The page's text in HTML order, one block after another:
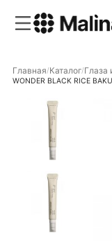
Главная Каталог Глаза
WONDER BLACK RICE